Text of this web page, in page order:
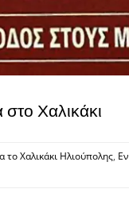
Χαλικάκι
το Χαλικάκι Ηλιούπολης,